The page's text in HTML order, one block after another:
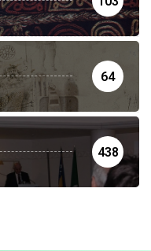
64
438